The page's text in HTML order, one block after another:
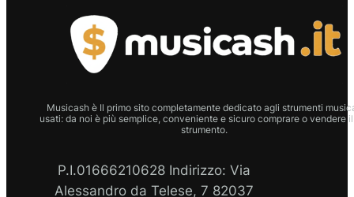
Musicash è Il primo sito completamente dedicato agli strumenti
usati: da noi è più semplice, conveniente e sicuro comprare o vendere
strumento.
P.I.01666210628 Indirizzo: Via
Alessandro da Telese, 7 82037